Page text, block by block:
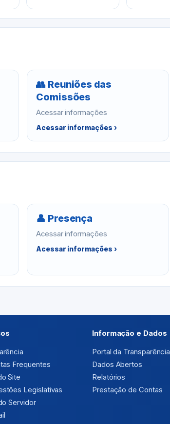
👥 Reuniões das
Comissões
Acessar informações
Acessar informações ›
👤 Presença
Acessar informações
Acessar informações ›
Frequentes
Site
Legislativas
Servidor
Informação e Dados
Portal da Transparência
Dados Abertos
Relatórios
Prestação de Contas